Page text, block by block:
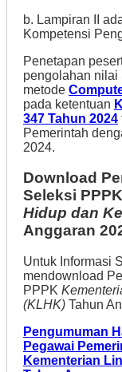
b. Lampiran II
Kompetensi
Penetapan
pengolahan nilai
metode
pada ketentuan
347 Tahun 2024
Pemerintah
2024.
Download
Seleksi PPPK
Hidup dan
Anggaran
Untuk Informasi
mendownload
PPPK
(KLHK) Tahun
Pengumuman
Pegawai
Kementerian